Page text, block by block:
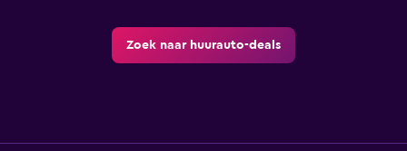
Zoek naar huurauto-deals